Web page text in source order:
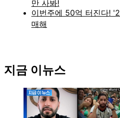
지금 이뉴스